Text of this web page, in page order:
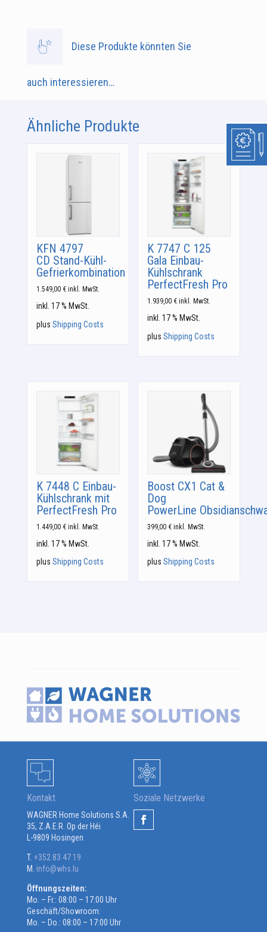
Diese Produkte könnten Sie
auch interessieren…
Ähnliche Produkte
KFN 4797
CD Stand-Kühl-
Gefrierkombination
1.549,00 € inkl. MwSt.
inkl. 17 % MwSt.
plus Shipping Costs
K 7747 C 125
Gala Einbau-
Kühlschrank
PerfectFresh Pro
1.939,00 € inkl. MwSt.
inkl. 17 % MwSt.
plusShipping Costs
K 7448 C Einbau-
Kühlschrank mit
PerfectFresh Pro
1.449,00 € inkl. MwSt.
inkl. 17 % MwSt.
plus Shipping Costs
Boost CX1 Cat &
Dog
PowerLine
399,00 € inkl. MwSt.
inkl. 17 % MwSt.
plusShipping Costs
Kontakt
WAGNER Home Solutions S.A.
35, Z.A.E.R. Op der Héi
L-9809 Hosingen
T. +352 83 47 19
M. info@whs.lu
Öffnungszeiten:
Mo. – Fr.: 08:00 – 17:00 Uhr
Geschäft/Showroom:
Mo. – Do.: 08:00 – 17:00 Uhr
Soziale Netzwerke